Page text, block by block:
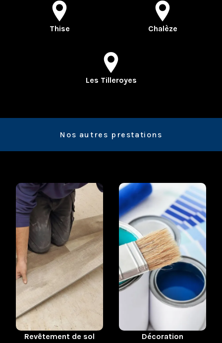
Thise Chalèze
Les Tilleroyes
Nos autres prestations
Revêtement de sol Décoration